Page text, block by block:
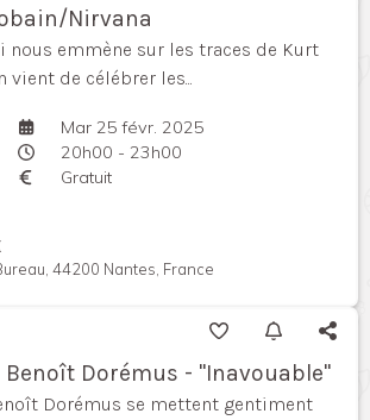
Nirvana
nous emmène sur les traces de Kurt
vient de célébrer les...
Mar 25 févr. 2025
20h00 - 23h00
Gratuit
44200 Nantes, France
Dorémus - "Inavouable"
Dorémus se mettent gentiment